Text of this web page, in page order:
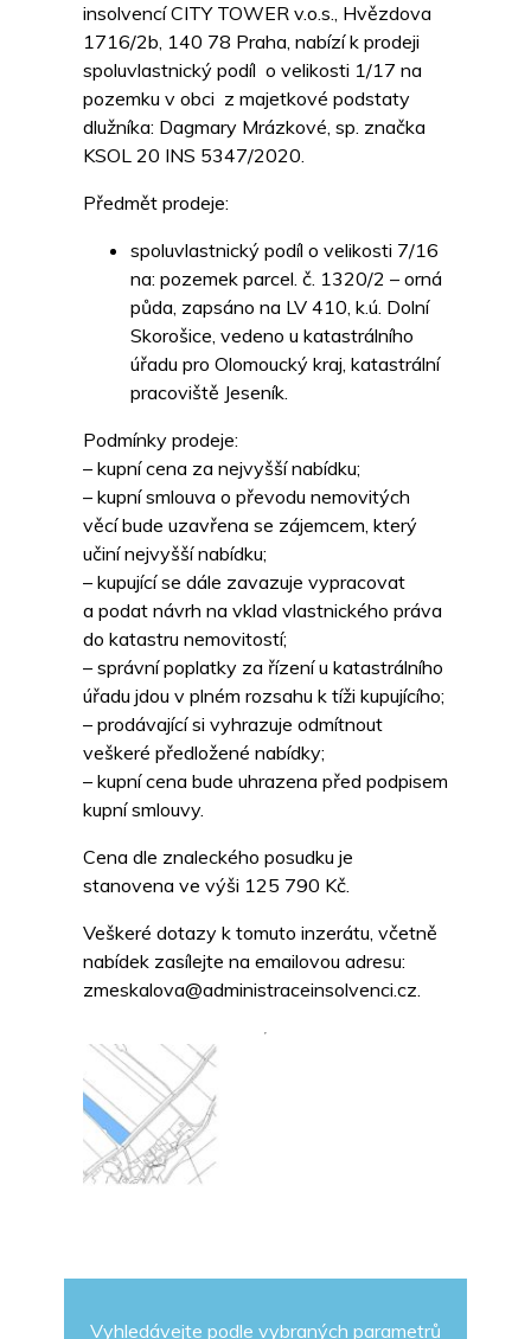
insolvencí CITY TOWER v.o.s., Hvězdova
1716/2b, 140 78 Praha, nabízí k prodeji
spoluvlastnický podíl o velikosti 1/17 na
pozemku v obci z majetkové podstaty
dlužníka: Dagmary Mrázkové, sp. značka
KSOL 20 INS 5347/2020.
Předmět prodeje:
spoluvlastnický podíl o velikosti 7/16
na: pozemek parcel. č. 1320/2 – orná
půda, zapsáno na LV 410, k.ú. Dolní
Skorošice, vedeno u katastrálního
úřadu pro Olomoucký kraj, katastrální
pracoviště Jeseník.
Podmínky prodeje:
– kupní cena za nejvyšší nabídku;
– kupní smlouva o převodu nemovitých
věcí bude uzavřena se zájemcem, který
učiní nejvyšší nabídku;
– kupující se dále zavazuje vypracovat
a podat návrh na vklad vlastnického práva
do katastru nemovitostí;
– správní poplatky za řízení u katastrálního
úřadu jdou v plném rozsahu k tíži kupujícího;
– prodávající si vyhrazuje odmítnout
veškeré předložené nabídky;
– kupní cena bude uhrazena před podpisem
kupní smlouvy.
Cena dle znaleckého posudku je
stanovena ve výši 125 790 Kč.
Veškeré dotazy k tomuto inzerátu, včetně
nabídek zasílejte na emailovou adresu:
zmeskalova@administraceinsolvenci.cz.
Vyhledávejte podle vybraných parametrů